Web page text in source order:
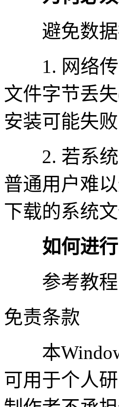
避免数据
1. 网络传
文件字节丢
安装可能失
2. 若系统
普通用户难
下载的系统
如何进行
参考教程
免责条款
本
可用于个人